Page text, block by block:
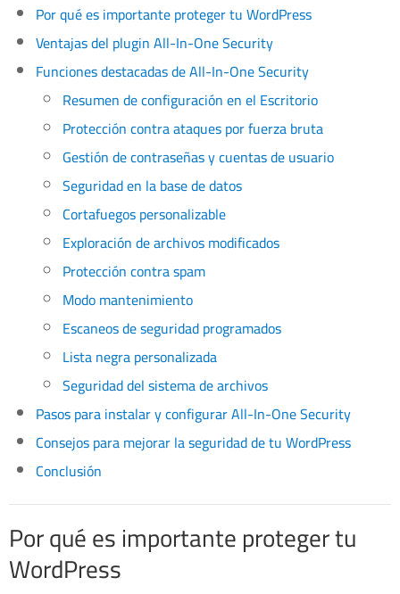
Por qué es importante proteger tu WordPress
Ventajas del plugin All-In-One Security
Funciones destacadas de All-In-One Security
Resumen de configuración en el Escritorio
Protección contra ataques por fuerza bruta
Gestión de contraseñas y cuentas de usuario
Seguridad en la base de datos
Cortafuegos personalizable
Exploración de archivos modificados
Protección contra spam
Modo mantenimiento
Escaneos de seguridad programados
Lista negra personalizada
Seguridad del sistema de archivos
Pasos para instalar y configurar All-In-One Security
Consejos para mejorar la seguridad de tu WordPress
Conclusión
Por qué es importante proteger tu
WordPress